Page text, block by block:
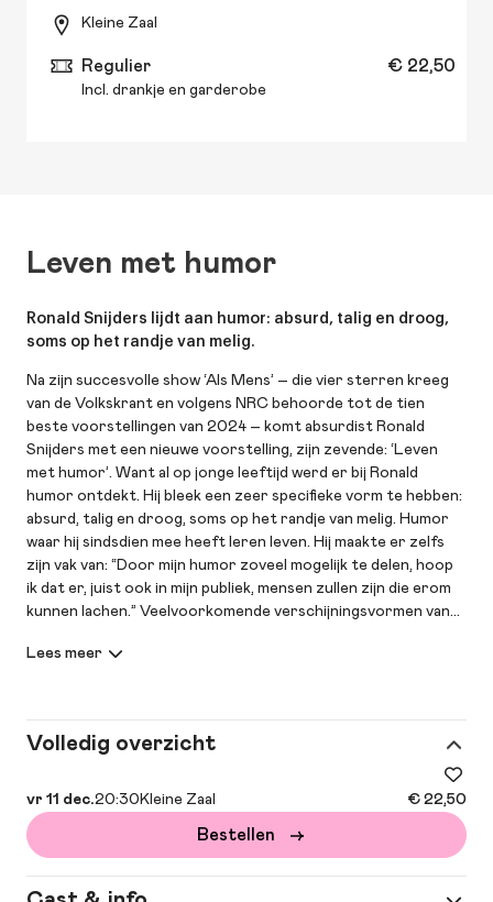
Kleine Zaal
Regulier € 22,50
Incl. drankje en garderobe
Leven met humor
Ronald Snijders lijdt aan humor: absurd, talig en droog,
soms op het randje van melig.
Na zijn succesvolle show ‘Als Mens’ – die vier sterren kreeg
van de Volkskrant en volgens NRC behoorde tot de tien
beste voorstellingen van 2024 – komt absurdist Ronald
Snijders met een nieuwe voorstelling, zijn zevende: ‘Leven
met humor’. Want al op jonge leeftijd werd er bij Ronald
humor ontdekt. Hij bleek een zeer specifieke vorm te hebben:
absurd, talig en droog, soms op het randje van melig. Humor
waar hij sindsdien mee heeft leren leven. Hij maakte er zelfs
zijn vak van: “Door mijn humor zoveel mogelijk te delen, hoop
ik dat er, juist ook in mijn publiek, mensen zullen zijn die erom
kunnen lachen.” Veelvoorkomende verschijningsvormen van
terloopse oneliners, andere liedjes, verknipte dialogen en
Volledig overzicht
vr 11 dec.20:30 Kleine Zaal € 22,50
Bestellen